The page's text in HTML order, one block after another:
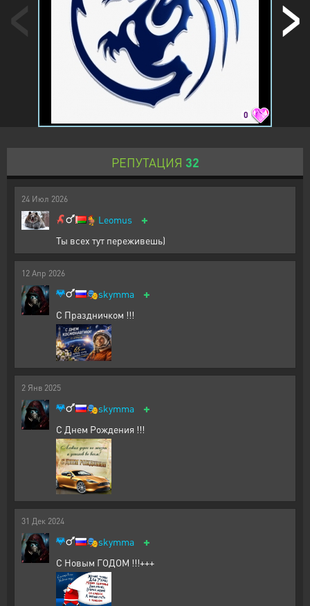
0
РЕПУТАЦИЯ 32
24 Июл 2026
🐓Leomus +
Ты всех тут переживешь)
12 Апр 2026
🎭skymma +
С Праздничком !!!
2 Янв 2025
🎭skymma +
С Днем Рождения !!!
31 Дек 2024
🎭skymma +
С Новым ГОДОМ !!!+++